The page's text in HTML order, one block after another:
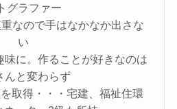
グラファー
なので手はなかなか出さな
い
味に。作ることが好きなのは
んと変わらず
取得・・・宅建、福祉住環